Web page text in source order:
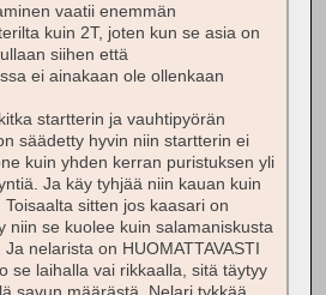
vaatii enemmän
kuin 2T, joten kun se asia on
siihen että
ei ainakaan ole ollenkaan
startterin ja vauhtipyörän
säädetty hyvin niin startterin ei
kuin yhden kerran puristuksen yli
Ja käy tyhjää niin kauan kuin
Toisaalta sitten jos kaasari on
niin se kuolee kuin salamaniskusta
nelarista on HUOMATTAVASTI
se laihalla vai rikkaalla, sitä täytyy